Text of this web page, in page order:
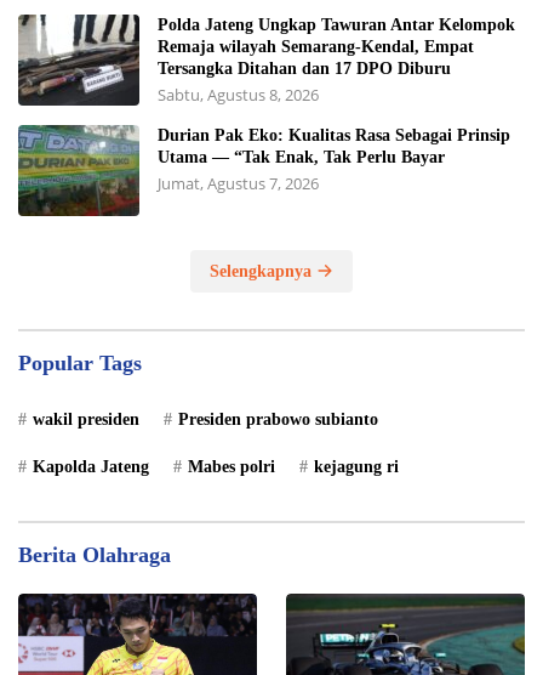
Polda Jateng Ungkap Tawuran Antar Kelompok
Remaja wilayah Semarang-Kendal, Empat
Tersangka Ditahan dan 17 DPO Diburu
Sabtu, Agustus 8, 2026
Durian Pak Eko: Kualitas Rasa Sebagai Prinsip
Utama — “Tak Enak, Tak Perlu Bayar
Jumat, Agustus 7, 2026
Selengkapnya
Popular Tags
wakil presiden Presiden prabowo subianto
Kapolda Jateng Mabes polri kejagung ri
Berita Olahraga